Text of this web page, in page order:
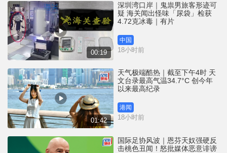
00:19
深圳湾口岸｜鬼祟男旅客形迹可
疑 海关闻出怪味「尿袋」检获
4.72克冰毒｜有片
中国
18小时前
01:42
天气极端酷热｜截至下午4时 天
文台录最高气温34.7°C 创今年
以来最高纪录
港闻
18小时前
国际足协风波｜恩芬天奴强硬反
击桃色丑闻！怒批媒体恶意诽谤